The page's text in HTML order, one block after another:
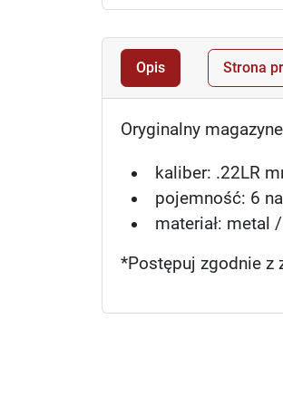
Opis Strona
Oryginalny
kaliber: .22LR
pojemność: 6
materiał: metal
*Postępuj zgodnie z